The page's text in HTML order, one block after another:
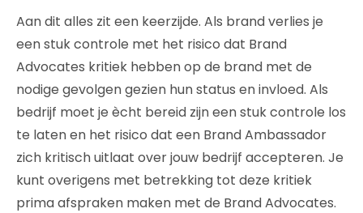
Aan dit alles zit een keerzijde. Als brand verlies je
een stuk controle met het risico dat Brand
Advocates kritiek hebben op de brand met de
nodige gevolgen gezien hun status en invloed. Als
bedrijf moet je ècht bereid zijn een stuk controle los
te laten en het risico dat een Brand Ambassador
zich kritisch uitlaat over jouw bedrijf accepteren. Je
kunt overigens met betrekking tot deze kritiek
prima afspraken maken met de Brand Advocates.